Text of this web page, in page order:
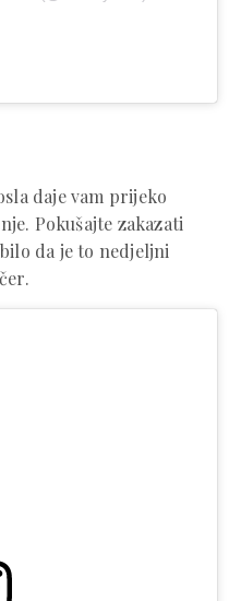
daje vam prijeko
Pokušajte zakazati
da je to nedjeljni